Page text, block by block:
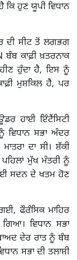
ਹੁਣ ਯੂਪੀ ਵਿਧਾਨ
ਦੀ ਸੀਟ ਤੋਂ ਲਗਭਗ
ਬੰਬ ਕਾਫ਼ੀ ਖ਼ਤਰਨਾਕ
ਹੁੰਦਾ ਹੈ, ਇਸ ਨੂੰ
ਮੁਸ਼ਕਿਲ ਹੈ, ਪਰ
ਹਾਈ ਇੰਟੈਂਸਿਟੀ
ਵਿਧਾਨ ਸਭਾ ਅੰਦਰ
ਦਾ ਸੀ। ਸ਼ੱਕੀ
ਮੁੱਖ ਮੰਤਰੀ ਨੂੰ
ਸਦਨ ਦੇ ਖਤਮ ਹੋਣ
ਫੌਰੰਸਿਕ ਮਾਹਿਰ
ਵਿਧਾਨ ਸਭਾ
ਦੇਰ ਰਾਤ ਨੂੰ ਬੰਬ
ਸਭਾ ਦੀ ਤਲਾਸ਼ੀ